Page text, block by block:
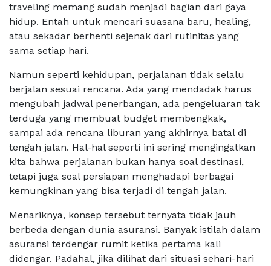
traveling memang sudah menjadi bagian dari gaya
hidup. Entah untuk mencari suasana baru, healing,
atau sekadar berhenti sejenak dari rutinitas yang
sama setiap hari.
Namun seperti kehidupan, perjalanan tidak selalu
berjalan sesuai rencana. Ada yang mendadak harus
mengubah jadwal penerbangan, ada pengeluaran tak
terduga yang membuat budget membengkak,
sampai ada rencana liburan yang akhirnya batal di
tengah jalan. Hal-hal seperti ini sering mengingatkan
kita bahwa perjalanan bukan hanya soal destinasi,
tetapi juga soal persiapan menghadapi berbagai
kemungkinan yang bisa terjadi di tengah jalan.
Menariknya, konsep tersebut ternyata tidak jauh
berbeda dengan dunia asuransi. Banyak istilah dalam
asuransi terdengar rumit ketika pertama kali
didengar. Padahal, jika dilihat dari situasi sehari-hari